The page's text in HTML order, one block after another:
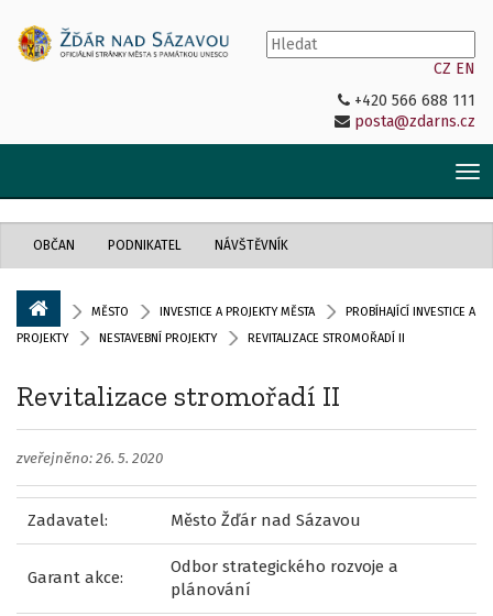
CZ EN
+420 566 688 111
posta@zdarns.cz
OBČAN PODNIKATEL NÁVŠTĚVNÍK
MĚSTO INVESTICE A PROJEKTY MĚSTA
PROBÍHAJÍCÍ INVESTICE A
PROJEKTY
NESTAVEBNÍ PROJEKTY REVITALIZACE STROMOŘADÍ II
Revitalizace stromořadí II
zveřejněno: 26. 5. 2020
Zadavatel: Město Žďár nad Sázavou
Garant akce:
Odbor strategického rozvoje a
plánování